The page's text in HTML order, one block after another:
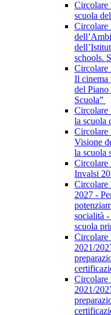
Circolare
scuola
Circolare
schools.
Circolare
Il cinema
del
Scuola”
Circolare
la scuola
Circolare
Visione
la scuola
Circolare
Invalsi
Circolare
2027 -
socialità
scuola
Circolare
2021/
Circolare
2021/